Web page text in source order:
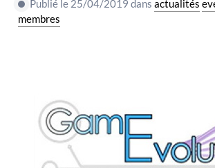
Publié le 25/04/2019 dansactualités
membres